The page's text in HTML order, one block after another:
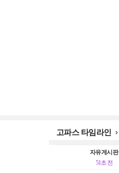
고파스 타임라인 
자유게시판
51초 전